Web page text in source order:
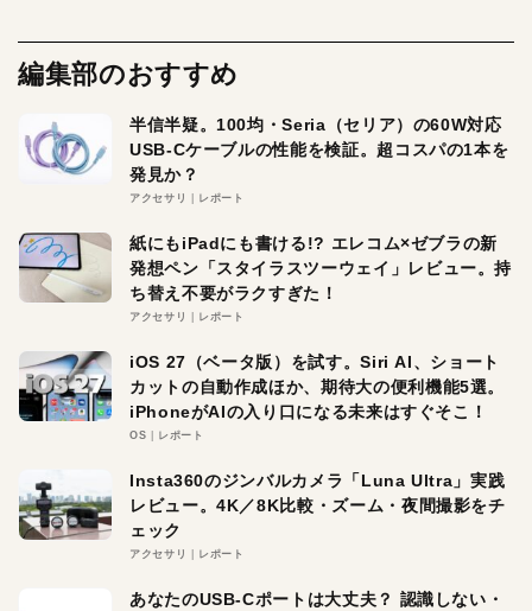
編集部のおすすめ
半信半疑。100均・Seria（セリア）の60W対応
USB-Cケーブルの性能を検証。超コスパの1本を
発見か？
アクセサリ レポート
紙にもiPadにも書ける!? エレコム×ゼブラの新
発想ペン「スタイラスツーウェイ」レビュー。持
ち替え不要がラクすぎた！
アクセサリ レポート
iOS 27（ベータ版）を試す。Siri AI、ショート
カットの自動作成ほか、期待大の便利機能5選。
iPhoneがAIの入り口になる未来はすぐそこ！
OS レポート
Insta360のジンバルカメラ「Luna Ultra」実践
レビュー。4K／8K比較・ズーム・夜間撮影をチ
ェック
アクセサリ レポート
あなたのUSB-Cポートは大丈夫？ 認識しない・